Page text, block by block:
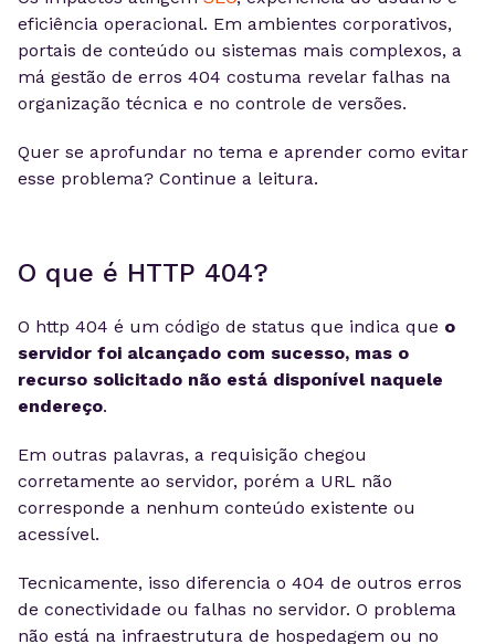
eficiência operacional. Em ambientes corporativos,
portais de conteúdo ou sistemas mais complexos, a
má gestão de erros 404 costuma revelar falhas na
organização técnica e no controle de versões.
Quer se aprofundar no tema e aprender como evitar
esse problema? Continue a leitura.
O que é HTTP 404?
O http 404 é um código de status que indica que o
servidor foi alcançado com sucesso, mas o
recurso solicitado não está disponível naquele
endereço.
Em outras palavras, a requisição chegou
corretamente ao servidor, porém a URL não
corresponde a nenhum conteúdo existente ou
acessível.
Tecnicamente, isso diferencia o 404 de outros erros
de conectividade ou falhas no servidor. O problema
não está na infraestrutura de hospedagem ou no